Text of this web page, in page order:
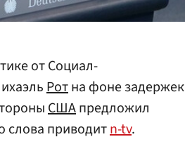
от Социал-
Ротна фоне задержек
СШАпредложил
слова приводитn-tv.